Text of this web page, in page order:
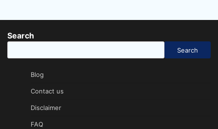
Search
Search
Blog
Contact us
Disclaimer
FAQ